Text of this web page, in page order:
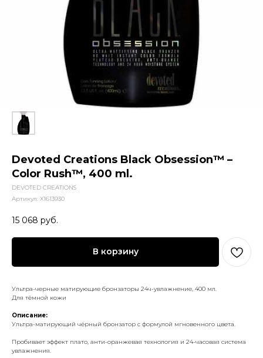
Devoted Creations Black Obsession™ –
Color Rush™, 400 ml.
DEVOTED CREATIONS
Артикул: X1613930
15 068 руб.
В корзину
Ультра-черные матирующие бронзаторы 24ч-увлажнение, 400 мл.
Для тёмной кожи
Описание:
Ультра-матирующий чёрный бронзатор с формулой мгновенного цвета.
Пробивает эффект плато, анти-оранжевая технология и 24-часовая система
увлажнения.